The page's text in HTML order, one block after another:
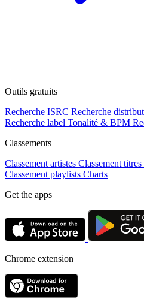
Outils gratuits
Recherche ISRC Recherche
Recherche label Tonalité & BPM
Classements
Classement artistes Classement titres
Classement playlists Charts
Get the apps
Chrome extension